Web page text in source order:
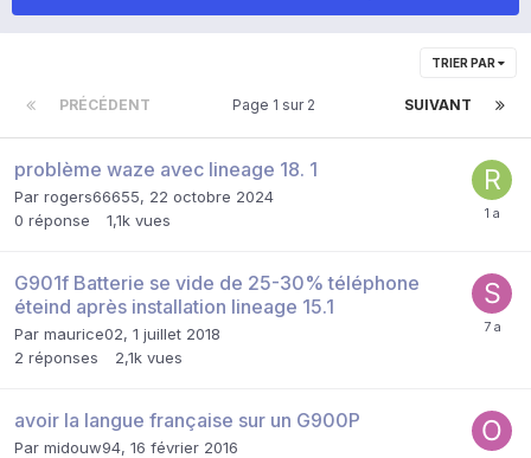
TRIER PAR
PRÉCÉDENT SUIVANT
Page 1 sur 2
problème waze avec lineage 18. 1
Par rogers66655, 22 octobre 2024
0 réponse 1,1k vues
G901f Batterie se vide de 25-30% téléphone
éteind après installation lineage 15.1
Par maurice02, 1 juillet 2018
2 réponses 2,1k vues
avoir la langue française sur un G900P
Par midouw94, 16 février 2016